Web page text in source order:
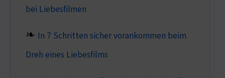
bei Liebesfilmen
In 7 Schritten sicher vorankommen beim
Dreh eines Liebesfilms